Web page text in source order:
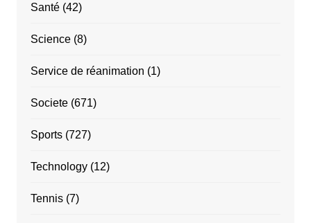
Santé(42)
Science(8)
Service de réanimation (1)
Societe(671)
Sports(727)
Technology(12)
Tennis(7)